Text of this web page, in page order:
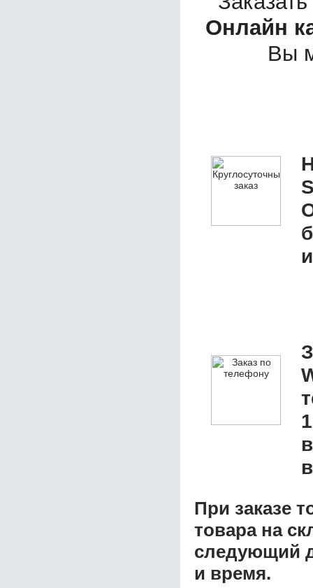
Онлайн
Вы
При заказе
товара на
следующий
и время.